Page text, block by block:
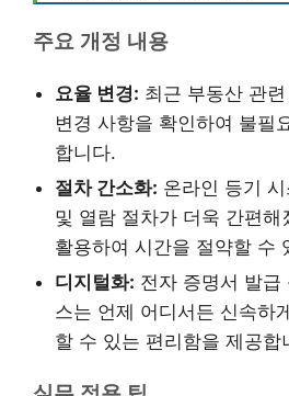
주요 개정 내용
요율 변경: 최근 부동산 관
변경 사항을 확인하여 불필
합니다.
절차 간소화: 온라인 등기
및 열람 절차가 더욱 간편해
활용하여 시간을 절약할 수
디지털화: 전자 증명서 발급
스는 언제 어디서든 신속하
할 수 있는 편리함을 제공합